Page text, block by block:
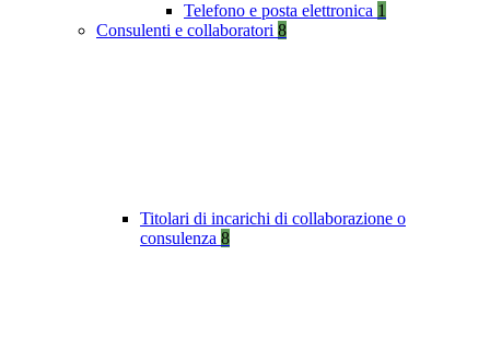
Telefono e posta elettronica 1
Consulenti e collaboratori 8
Titolari di incarichi di collaborazione o
consulenza 8